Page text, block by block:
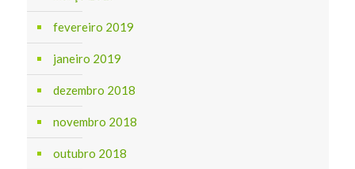
fevereiro 2019
janeiro 2019
dezembro 2018
novembro 2018
outubro 2018